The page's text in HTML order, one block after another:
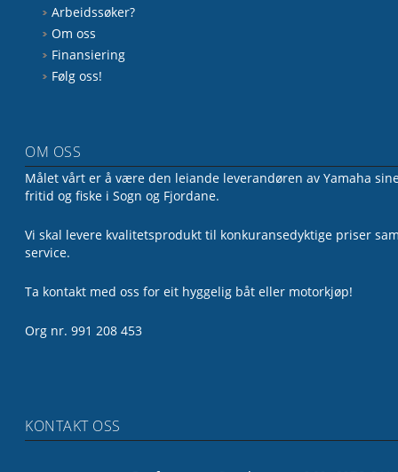
Arbeidssøker?
Om oss
Finansiering
Følg oss!
OM OSS
Målet vårt er å være den leiande leverandøren av Yamaha
fritid og fiske i Sogn og Fjordane.
Vi skal levere kvalitetsprodukt til konkuransedyktige priser
service.
Ta kontakt med oss for eit hyggelig båt eller motorkjøp!
Org nr. 991 208 453
KONTAKT OSS